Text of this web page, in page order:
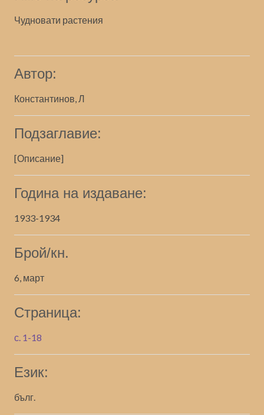
Чудновати растения
Автор:
Константинов, Л
Подзаглавие:
[Описание]
Година на издаване:
1933-1934
Брой/кн.
6, март
Страница:
с. 1-18
Език:
бълг.